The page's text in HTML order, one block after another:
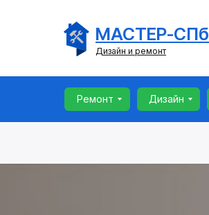
МАСТЕР-СПб
Дизайн и ремонт
Ремонт Дизайн
Ремонт